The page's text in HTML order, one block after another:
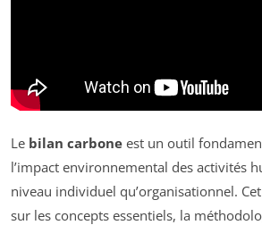
Le bilan carbone est un outil
l’impact environnemental des activités
niveau individuel qu’organisationnel.
sur les concepts essentiels, la